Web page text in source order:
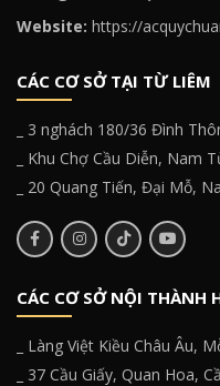
Website: https://
CÁC CƠ SỞ TẠI TỪ LIÊM
_ 3 nghách 180/36 Đình
_ Khu Chợ Cầu Diễn, Nam
_ 20 Quang Tiến, Đại Mỗ,
CÁC CƠ SỞ NỘI THÀNH
_ Làng Việt Kiều Châu Âu,
_ 37 Cầu Giấy, Quan Hoa,